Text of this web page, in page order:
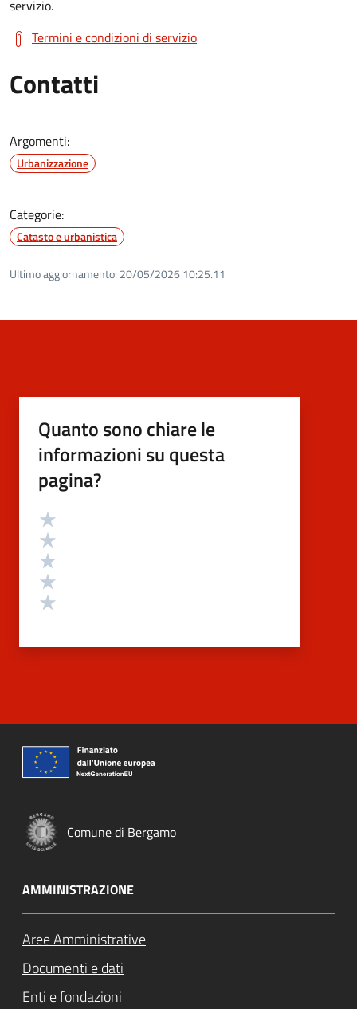
servizio.
Termini e condizioni di servizio
Contatti
Argomenti:
Urbanizzazione
Categorie:
Catasto e urbanistica
Ultimo aggiornamento: 20/05/2026 10:25.11
Quanto sono chiare le
informazioni su questa
pagina?
Valutazione
Comune di Bergamo
AMMINISTRAZIONE
Aree Amministrative
Documenti e dati
Enti e fondazioni